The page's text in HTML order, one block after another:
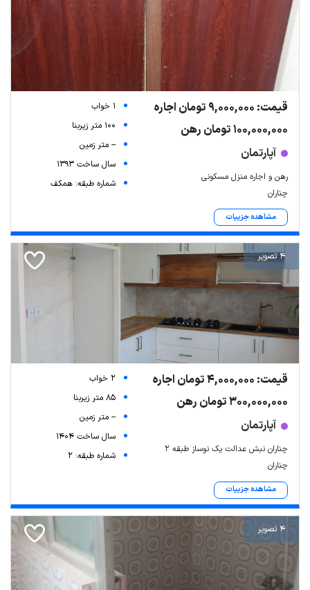
قیمت: 9,000,000 تومان اجاره
100,000,000 تومان رهن
آپارتمان
رهن و اجاره منزل مسکونی
چناران
مشاهده جزییات
1 خواب
100 متر زیربنا
-- متر زمین
سال ساخت 1393
شماره طبقه: همکف
4 تصویر
قیمت: 4,000,000 تومان اجاره
300,000,000 تومان رهن
آپارتمان
چناران نبش عدالت یک نوساز طبقه ۲
چناران
مشاهده جزییات
2 خواب
85 متر زیربنا
-- متر زمین
سال ساخت 1404
شماره طبقه: 2
4 تصویر